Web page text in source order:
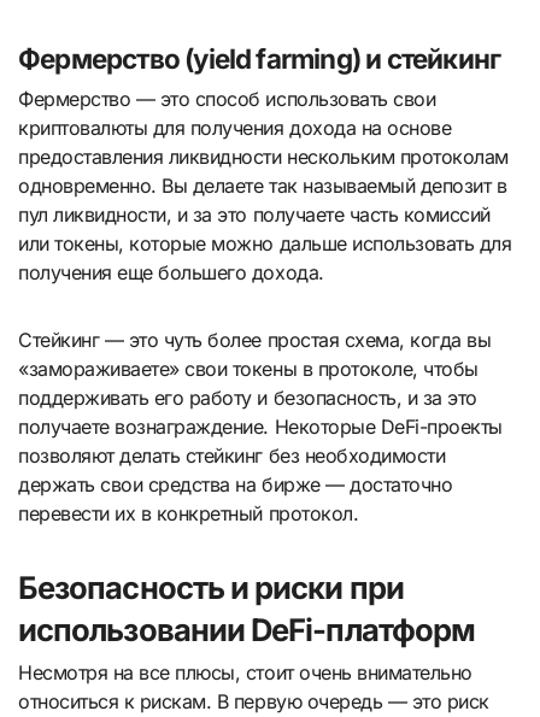
Фермерство (yield farming) и стейкинг
Фермерство — это способ использовать свои
криптовалюты для получения дохода на основе
предоставления ликвидности нескольким протоколам
одновременно. Вы делаете так называемый депозит в
пул ликвидности, и за это получаете часть комиссий
или токены, которые можно дальше использовать для
получения еще большего дохода.
Стейкинг — это чуть более простая схема, когда вы
«замораживаете» свои токены в протоколе, чтобы
поддерживать его работу и безопасность, и за это
получаете вознаграждение. Некоторые DeFi-проекты
позволяют делать стейкинг без необходимости
держать свои средства на бирже — достаточно
перевести их в конкретный протокол.
Безопасность и риски при
использовании DeFi-платформ
Несмотря на все плюсы, стоит очень внимательно
относиться к рискам. В первую очередь — это риск